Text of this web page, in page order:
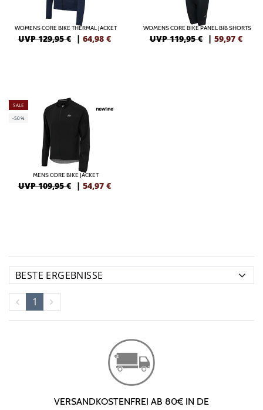
WOMENS CORE BIKE THERMAL JACKET
UVP 129,95 € | 64,98 €
WOMENS CORE BIKE PANEL BIB SHORTS
UVP 119,95 € | 59,97 €
SALE
-50%
MENS CORE BIKE JACKET
UVP 109,95 € | 54,97 €
1
VERSANDKOSTENFREI AB 80€ IN DE